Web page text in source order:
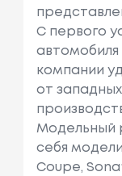
C первого
автомобиля
компании
от
Модельный
себя
Coupe,